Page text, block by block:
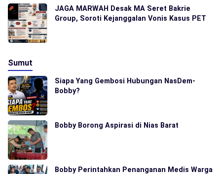
JAGA MARWAH Desak MA Seret Bakrie
Group, Soroti Kejanggalan Vonis Kasus PET
Sumut
Siapa Yang Gembosi Hubungan NasDem-
Bobby?
Bobby Borong Aspirasi di Nias Barat
Bobby Perintahkan Penanganan Medis Warga